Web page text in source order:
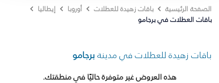
الصفحة الرئيسية باقات زهيدة للعطلات أوروبا
إيطاليا
باقات العطلات في برجامو
باقات زهيدة للعطلات في مدينة برجامو
هذه العروض غير متوفرة حاليًا في منطقتك.